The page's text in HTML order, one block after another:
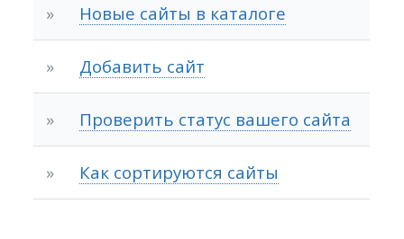
» Новые сайты в каталоге
» Добавить сайт
» Проверить статус вашего сайта
» Как сортируются сайты